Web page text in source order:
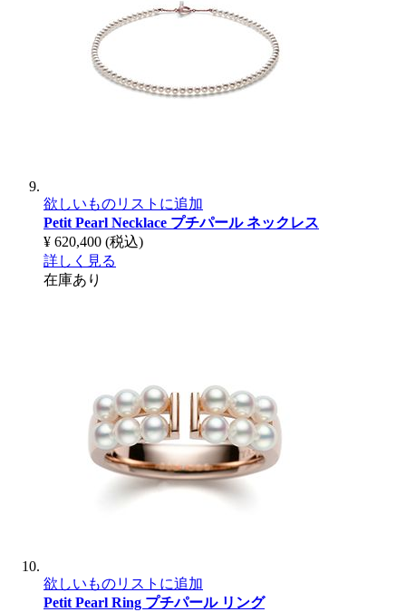
欲しいものリストに追加
Petit Pearl Necklace プチパール ネックレス
¥ 620,400 (税込)
詳しく見る
在庫あり
欲しいものリストに追加
Petit Pearl Ring プチパール リング